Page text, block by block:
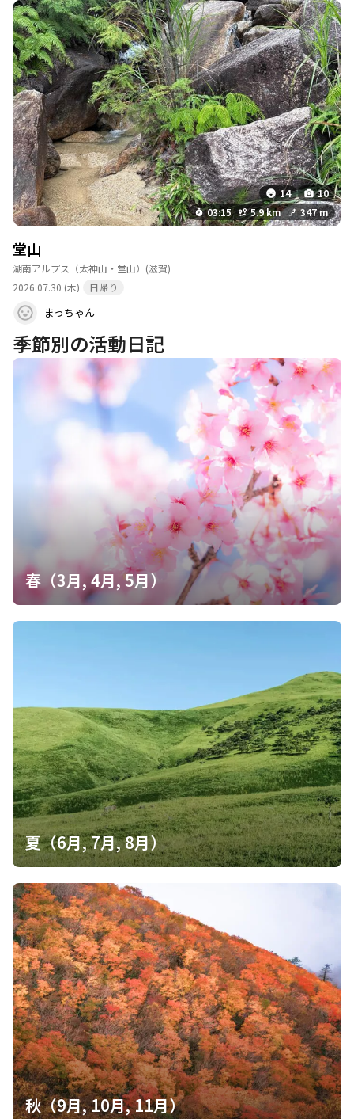
14
10
03:15
5.9 km 347 m
堂山
湖南アルプス（太神山・堂山） (滋賀)
2026.07.30 (木)
日帰り
まっちゃん
季節別の活動日記
春（3月, 4月, 5月）
夏（6月, 7月, 8月）
秋（9月, 10月, 11月）